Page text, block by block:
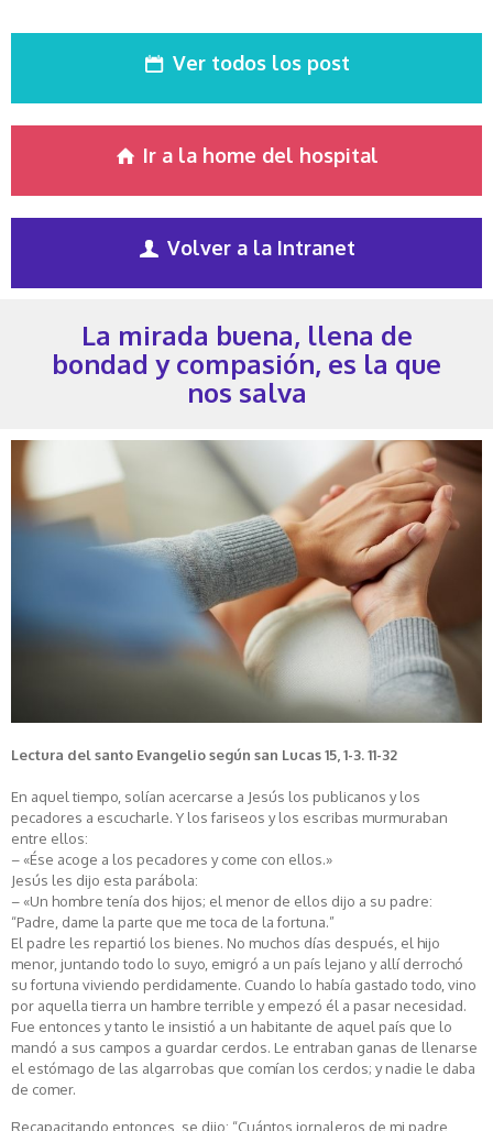
Ver todos los post
Ir a la home del hospital
Volver a la Intranet
La mirada buena, llena de
bondad y compasión, es la que
nos salva
Lectura del santo Evangelio según san Lucas 15, 1-3. 11-32
En aquel tiempo, solían acercarse a Jesús los publicanos y los
pecadores a escucharle. Y los fariseos y los escribas murmuraban
entre ellos:
– «Ése acoge a los pecadores y come con ellos.»
Jesús les dijo esta parábola:
– «Un hombre tenía dos hijos; el menor de ellos dijo a su padre:
“Padre, dame la parte que me toca de la fortuna.”
El padre les repartió los bienes. No muchos días después, el hijo
menor, juntando todo lo suyo, emigró a un país lejano y allí derrochó
su fortuna viviendo perdidamente. Cuando lo había gastado todo, vino
por aquella tierra un hambre terrible y empezó él a pasar necesidad.
Fue entonces y tanto le insistió a un habitante de aquel país que lo
mandó a sus campos a guardar cerdos. Le entraban ganas de llenarse
el estómago de las algarrobas que comían los cerdos; y nadie le daba
de comer.
Recapacitando entonces, se dijo: “Cuántos jornaleros de mi padre